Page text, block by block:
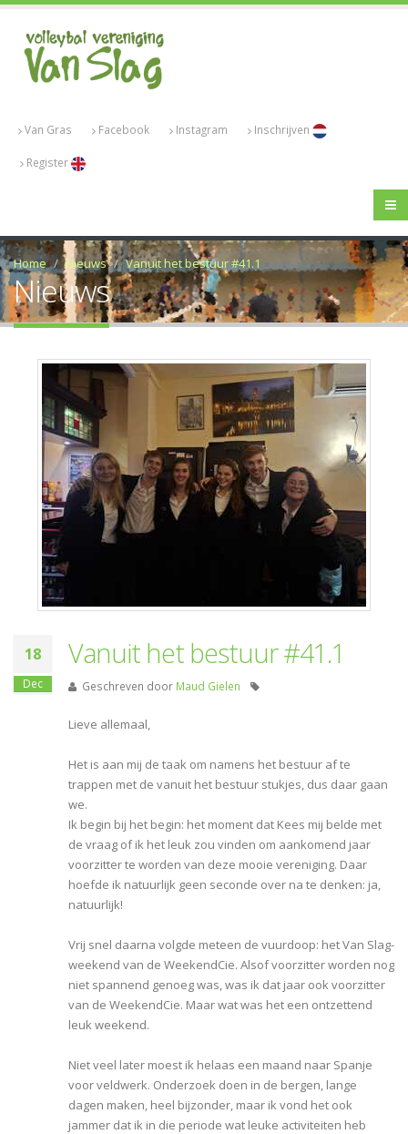
Van Gras Facebook Instagram Inschrijven
Register
Home Nieuws Vanuit het bestuur #41.1
Nieuws
18
Dec
Vanuit het bestuur #41.1
Geschreven door Maud Gielen
Lieve allemaal,
Het is aan mij de taak om namens het bestuur af te
trappen met de vanuit het bestuur stukjes, dus daar gaan
we.
Ik begin bij het begin: het moment dat Kees mij belde met
de vraag of ik het leuk zou vinden om aankomend jaar
voorzitter te worden van deze mooie vereniging. Daar
hoefde ik natuurlijk geen seconde over na te denken: ja,
natuurlijk!
Vrij snel daarna volgde meteen de vuurdoop: het Van Slag-
weekend van de WeekendCie. Alsof voorzitter worden nog
niet spannend genoeg was, was ik dat jaar ook voorzitter
van de WeekendCie. Maar wat was het een ontzettend
leuk weekend.
Niet veel later moest ik helaas een maand naar Spanje
voor veldwerk. Onderzoek doen in de bergen, lange
dagen maken, heel bijzonder, maar ik vond het ook
jammer dat ik in die periode wat leuke activiteiten heb